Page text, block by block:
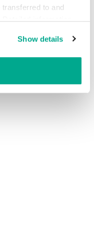
to and
information
Show details